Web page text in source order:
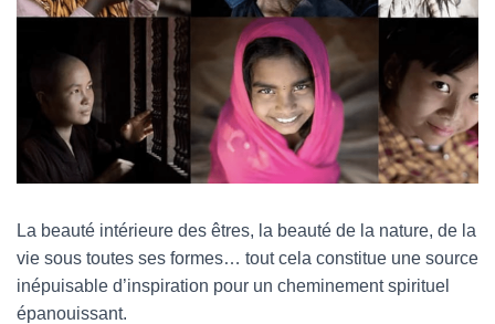
I
T
I
O
N
La beauté intérieure des êtres, la beauté de la nature, de la
vie sous toutes ses formes… tout cela constitue une source
inépuisable d’inspiration pour un cheminement spirituel
épanouissant.